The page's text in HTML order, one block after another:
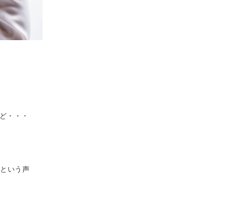
・・・
いう声